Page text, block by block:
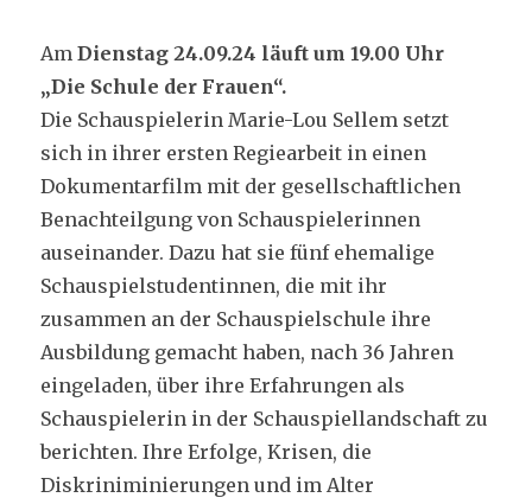
AmDienstag 24.09.24 läuft um 19.00 Uhr
„Die Schule der Frauen“.
Die Schauspielerin Marie-Lou Sellem setzt
sich in ihrer ersten Regiearbeit in einen
Dokumentarfilm mit der gesellschaftlichen
Benachteilgung von Schauspielerinnen
auseinander. Dazu hat sie fünf ehemalige
Schauspielstudentinnen, die mit ihr
zusammen an der Schauspielschule ihre
Ausbildung gemacht haben, nach 36 Jahren
eingeladen, über ihre Erfahrungen als
Schauspielerin in der Schauspiellandschaft zu
berichten. Ihre Erfolge, Krisen, die
Diskriniminierungen und im Alter